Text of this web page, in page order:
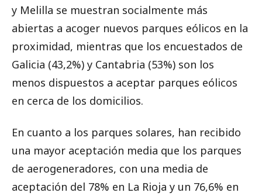
y Melilla se muestran socialmente más
abiertas a acoger nuevos parques eólicos en la
proximidad, mientras que los encuestados de
Galicia (43,2%) y Cantabria (53%) son los
menos dispuestos a aceptar parques eólicos
en cerca de los domicilios.
En cuanto a los parques solares, han recibido
una mayor aceptación media que los parques
de aerogeneradores, con una media de
aceptación del 78% en La Rioja y un 76,6% en